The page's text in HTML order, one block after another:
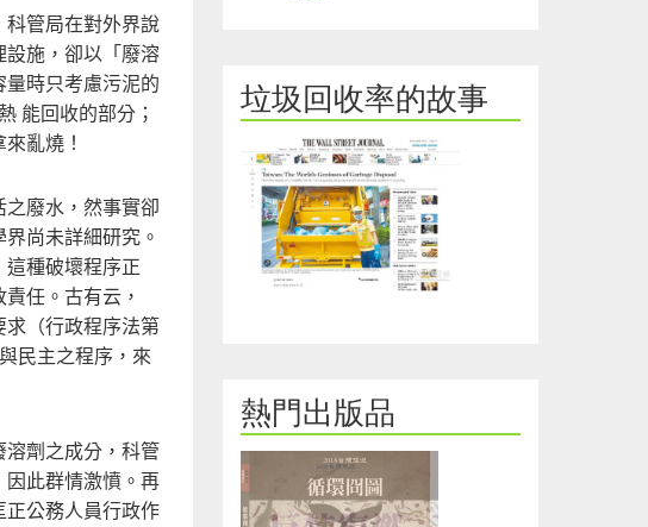
管局在對外界說
施，卻以「廢溶
時只考慮污泥的
能回收的部分；
亂燒！
廢水，然事實卻
尚未詳細研究。
種破壞程序正
任。古有云，
求（行政程序法第
民主之程序，來
劑之成分，科管
此群情激憤。再
公務人員行政作
垃圾回收率的故事
熱門出版品